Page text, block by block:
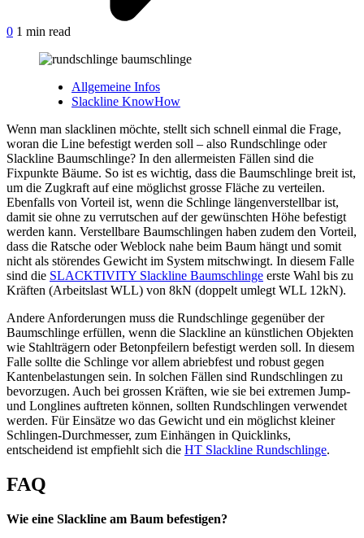
0 1 min read
Allgemeine Infos
Slackline KnowHow
Wenn man slacklinen möchte, stellt sich schnell einmal die Frage,
woran die Line befestigt werden soll – also Rundschlinge oder
Slackline Baumschlinge? In den allermeisten Fällen sind die
Fixpunkte Bäume. So ist es wichtig, dass die Baumschlinge breit ist,
um die Zugkraft auf eine möglichst grosse Fläche zu verteilen.
Ebenfalls von Vorteil ist, wenn die Schlinge längenverstellbar ist,
damit sie ohne zu verrutschen auf der gewünschten Höhe befestigt
werden kann. Verstellbare Baumschlingen haben zudem den Vorteil,
dass die Ratsche oder Weblock nahe beim Baum hängt und somit
nicht als störendes Gewicht im System mitschwingt. In diesem Falle
sind die SLACKTIVITY Slackline Baumschlinge erste Wahl bis zu
Kräften (Arbeitslast WLL) von 8kN (doppelt umlegt WLL 12kN).
Andere Anforderungen muss die Rundschlinge gegenüber der
Baumschlinge erfüllen, wenn die Slackline an künstlichen Objekten
wie Stahlträgern oder Betonpfeilern befestigt werden soll. In diesem
Falle sollte die Schlinge vor allem abriebfest und robust gegen
Kantenbelastungen sein. In solchen Fällen sind Rundschlingen zu
bevorzugen. Auch bei grossen Kräften, wie sie bei extremen Jump-
und Longlines auftreten können, sollten Rundschlingen verwendet
werden. Für Einsätze wo das Gewicht und ein möglichst kleiner
Schlingen-Durchmesser, zum Einhängen in Quicklinks,
entscheidend ist empfiehlt sich die HT Slackline Rundschlinge.
FAQ
Wie eine Slackline am Baum befestigen?